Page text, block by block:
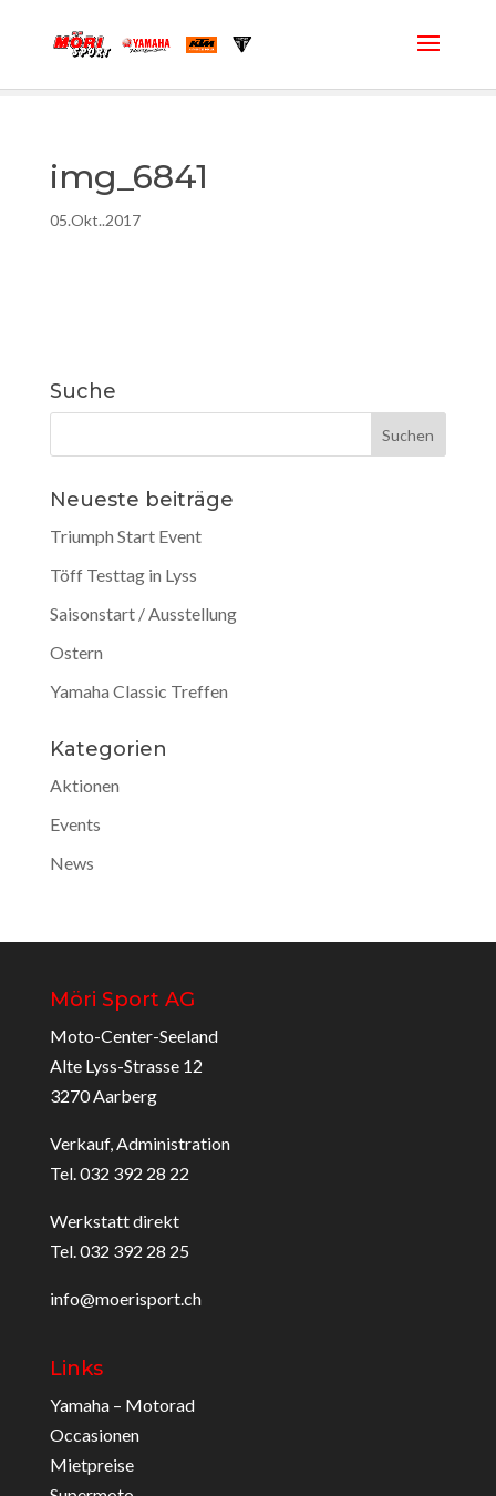
img_6841
05.Okt..2017
Suche
Neueste beiträge
Triumph Start Event
Töff Testtag in Lyss
Saisonstart / Ausstellung
Ostern
Yamaha Classic Treffen
Kategorien
Aktionen
Events
News
Möri Sport AG
Moto-Center-Seeland
Alte Lyss-Strasse 12
3270 Aarberg
Verkauf, Administration
Tel. 032 392 28 22
Werkstatt direkt
Tel. 032 392 28 25
info@moerisport.ch
Links
Yamaha – Motorad
Occasionen
Mietpreise